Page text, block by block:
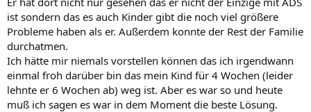
ist sondern das es auch Kinder gibt die noch viel größere
Probleme haben als er. Außerdem konnte der Rest der Familie
durchatmen.
Ich hätte mir niemals vorstellen können das ich irgendwann
einmal froh darüber bin das mein Kind für 4 Wochen (leider
lehnte er 6 Wochen ab) weg ist. Aber es war so und heute
muß ich sagen es war in dem Moment die beste Lösung.